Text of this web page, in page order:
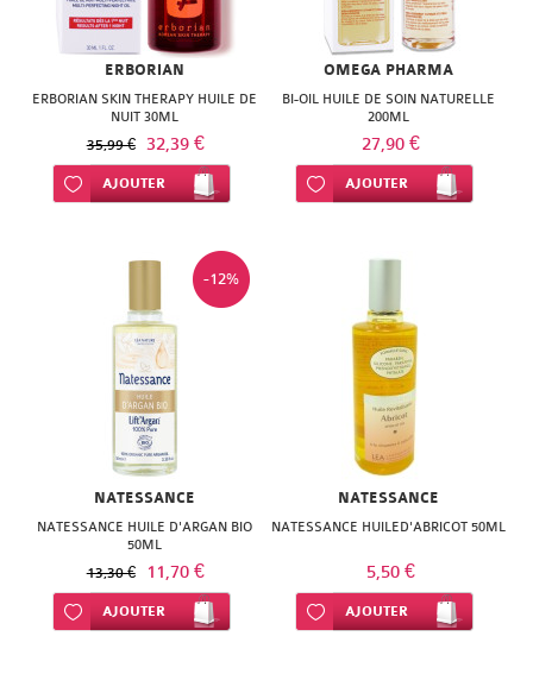
VERTE
DIET
URGO
SOLGAR
ERBORIAN
ERBORIAN SKIN THERAPY HUILE DE
NUIT 30ML
35,99 € 32,39 €
Ajouter à ma liste d’envie
AJOUTER
OMEGA PHARMA
BI-OIL HUILE DE SOIN NATURELLE
200ML
27,90 €
Ajouter à ma liste d’envie
AJOUTER
-12%
NATESSANCE
NATESSANCE HUILE D'ARGAN BIO
50ML
13,30 € 11,70 €
Ajouter à ma liste d’envie
AJOUTER
NATESSANCE
NATESSANCE HUILED'ABRICOT 50ML
5,50 €
Ajouter à ma liste d’envie
AJOUTER